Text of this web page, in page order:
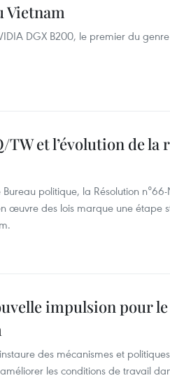
Vietnam
DGX B200, le premier du
TW et l’évolution de
politique, la Résolution
œuvre des lois marque une étape
impulsion pour
des mécanismes et
les conditions de travail